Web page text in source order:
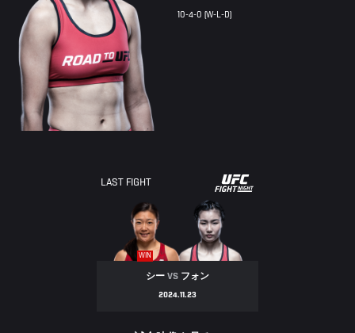
10-4-0 (W-L-D)
LAST FIGHT
UFC
FIGHT
NIGHT
WIN
シー VSフォン
2024.11.23